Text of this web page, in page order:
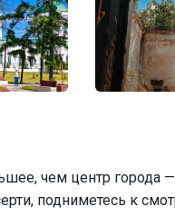
чем центр города
подниметесь к